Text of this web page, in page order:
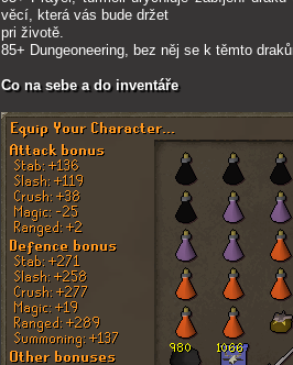
věcí, která vás bude držet
pri životě.
85+ Dungeoneering, bez něj se k těmto
Co na sebe a do inventáře